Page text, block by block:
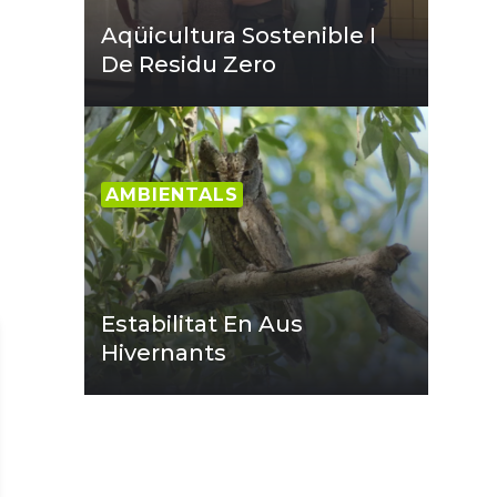
Aqüicultura Sostenible I
De Residu Zero
AMBIENTALS
Estabilitat En Aus
Hivernants